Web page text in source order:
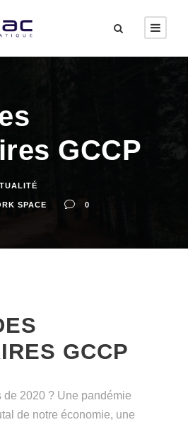
GCCP
SPACE 0
GCCP
de 2020 ? Une pandémie
de notre économie, une